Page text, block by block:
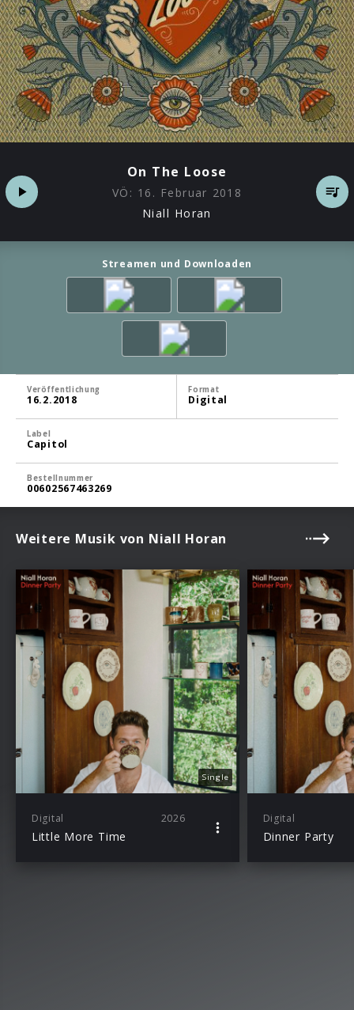
On The Loose
VÖ: 16. Februar 2018
Niall Horan
Streamen und Downloaden
Veröffentlichung
16.2.2018
Format
Digital
Label
Capitol
Bestellnummer
00602567463269
Weitere Musik von Niall Horan
Single
Digital 2026
Little More Time
Digital
Dinner Party